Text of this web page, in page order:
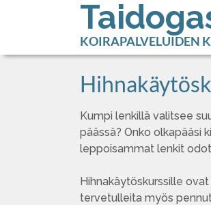
KOIRAPALVELUIDEN
Kumpi lenkillä valitsee
päässä? Onko olkapääsi
leppoisammat lenkit
Hihnakäytöskurssille
tervetulleita myös